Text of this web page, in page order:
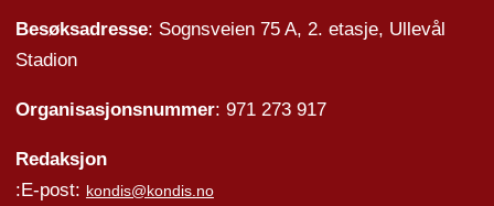
Besøksadresse: Sognsveien 75 A, 2. etasje, Ullevål
Stadion
Organisasjonsnummer: 971 273 917
Redaksjon
:E-post: kondis@kondis.no